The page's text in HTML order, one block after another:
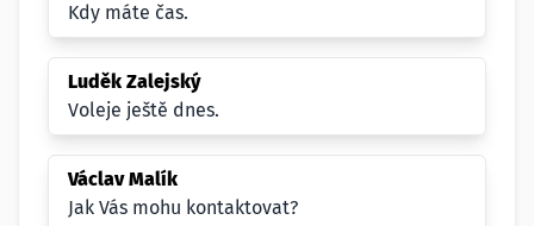
Kdy máte čas.
Luděk Zalejský
Voleje ještě dnes.
Václav Malík
Jak Vás mohu kontaktovat?